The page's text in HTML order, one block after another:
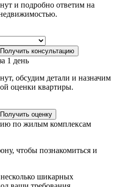
и подробно ответим на
Получить консультацию
1 день
обсудим детали и назначим
оценки квартиры.
Получить оценку
по жилым комплексам
чтобы познакомиться и
шикарных